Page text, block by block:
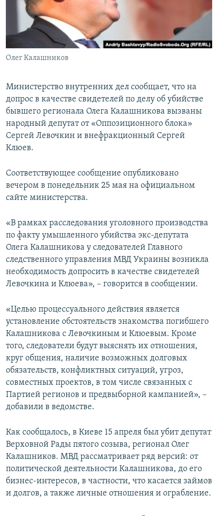
ПОБЕДИТЕЛЕЙ НЕ СУДЯТ?
КРЫМ.НЕПОКОРЕННЫЙ
УКРАИНСКАЯ ПРОБЛЕМА КРЫМА
ПРИСОЕДИНЯЙТЕСЬ!
Олег Калашников
Министерство внутренних дел сообщает, что на
допрос в качестве свидетелей по делу об убийстве
бывшего регионала Олега Калашникова вызваны
народный депутат от «Оппозиционного блока»
Сергей Левочкин и внефракционный Сергей
Клюев.
Соответствующее сообщение опубликовано
вечером в понедельник 25 мая на официальном
сайте министерства.
«В рамках расследования уголовного производства
по факту умышленного убийства экс-депутата
Олега Калашникова у следователей Главного
следственного управления МВД Украины возникла
необходимость допросить в качестве свидетелей
Левочкина и Клюева», – говорится в сообщении.
«Целью процессуального действия является
установление обстоятельств знакомства погибшего
Калашникова с Левочкиным и Клюевым. Кроме
того, следователи будут выяснять их отношения,
круг общения, наличие возможных долговых
обязательств, конфликтных ситуаций, угроз,
совместных проектов, в том числе связанных с
Партией регионов и предвыборной кампанией», –
добавили в ведомстве.
Как сообщалось, в Киеве 15 апреля был убит депутат
Верховной Рады пятого созыва, регионал Олег
Калашников. МВД рассматривает ряд версий: от
политической деятельности Калашникова, до его
бизнес-интересов, в частности, что касается займов
и долгов, а также личные отношения и ограбление.